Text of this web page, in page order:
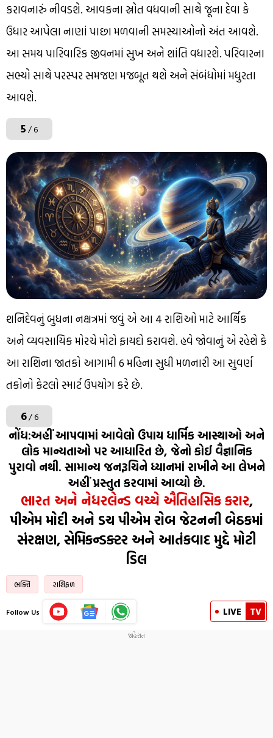
કરાવનારું નીવડશે. આવકના સ્રોત વધવાની સાથે જૂના દેવા કે
ઉધાર આપેલા નાણાં પાછા મળવાની સમસ્યાઓનો અંત આવશે.
આ સમય પારિવારિક જીવનમાં સુખ અને શાંતિ વધારશે. પરિવારના
સભ્યો સાથે પરસ્પર સમજણ મજબૂત થશે અને સંબંધોમાં મધુરતા
આવશે.
5/ 6
શનિદેવનું બુધના નક્ષત્રમાં જવું એ આ 4 રાશિઓ માટે આર્થિક
અને વ્યવસાયિક મોરચે મોટો ફાયદો કરાવશે. હવે જોવાનું એ રહેશે કે
આ રાશિના જાતકો આગામી 6 મહિના સુધી મળનારી આ સુવર્ણ
તકોનો કેટલો સ્માર્ટ ઉપયોગ કરે છે.
6/ 6
નોંધ:અહીં આપવામાં આવેલો ઉપાય ધાર્મિક આસ્થાઓ અને
લોક માન્યતાઓ પર આધારિત છે, જેનો કોઈ વૈજ્ઞાનિક
પુરાવો નથી. સામાન્ય જનરૂચિને ધ્યાનમાં રાખીને આ લેખને
અહીં પ્રસ્તુત કરવામાં આવ્યો છે.
ભારત અને નેધરલેન્ડ વચ્ચે ઐતિહાસિક કરાર,
પીએમ મોદી અને ડચ પીએમ રોબ જેટનની બેઠકમાં
સંરક્ષણ, સેમિકન્ડક્ટર અને આતંકવાદ મુદ્દે મોટી
ડિલ
ભક્તિ રાશિફળ
Follow Us LIVE TV